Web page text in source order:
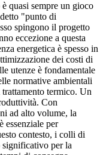
quasi sempre un gioco
"punto di
spingono il progetto
eccezione a questa
energetica è spesso in
dei costi di
utenze è fondamentale
normative ambientali
termico. Un
Con
ad alto volume, la
essenziale per
contesto, i colli di
per la